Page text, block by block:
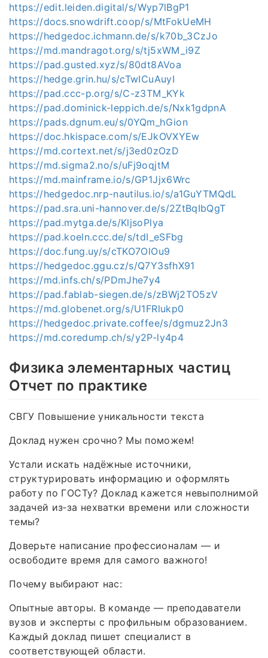
https://edit.leiden.digital/s/Wyp7lBgP1
https://docs.snowdrift.coop/s/MtFokUeMH
https://hedgedoc.ichmann.de/s/k70b_3CzJo
https://md.mandragot.org/s/tj5xWM_i9Z
https://pad.gusted.xyz/s/80dt8AVoa
https://hedge.grin.hu/s/cTwICuAuyI
https://pad.ccc-p.org/s/C-z3TM_KYk
https://pad.dominick-leppich.de/s/Nxk1gdpnA
https://pads.dgnum.eu/s/0YQm_hGion
https://doc.hkispace.com/s/EJkOVXYEw
https://md.cortext.net/s/j3ed0zOzD
https://md.sigma2.no/s/uFj9oqjtM
https://md.mainframe.io/s/GP1Jjx6Wrc
https://hedgedoc.nrp-nautilus.io/s/a1GuYTMQdL
https://pad.sra.uni-hannover.de/s/2ZtBqIbQgT
https://pad.mytga.de/s/KljsoPlya
https://pad.koeln.ccc.de/s/tdI_eSFbg
https://doc.fung.uy/s/cTKO7OlOu9
https://hedgedoc.ggu.cz/s/Q7Y3sfhX91
https://md.infs.ch/s/PDmJhe7y4
https://pad.fablab-siegen.de/s/zBWj2TO5zV
https://md.globenet.org/s/U1FRlukp0
https://hedgedoc.private.coffee/s/dgmuz2Jn3
https://md.coredump.ch/s/y2P-ly4p4
Физика элементарных частиц
Отчет по практике
СВГУ Повышение уникальности текста
Доклад нужен срочно? Мы поможем!
Устали искать надёжные источники,
структурировать информацию и оформлять
работу по ГОСТу? Доклад кажется невыполнимой
задачей из‑за нехватки времени или сложности
темы?
Доверьте написание профессионалам — и
освободите время для самого важного!
Почему выбирают нас:
Опытные авторы. В команде — преподаватели
вузов и эксперты с профильным образованием.
Каждый доклад пишет специалист в
соответствующей области.